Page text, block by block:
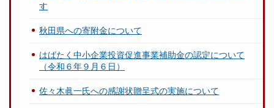
す
秋田県への寄附金について
はばたく中小企業投資促進事業補助金の認定について
（令和６年９月６日）
佐々木眞一氏への感謝状贈呈式の実施について